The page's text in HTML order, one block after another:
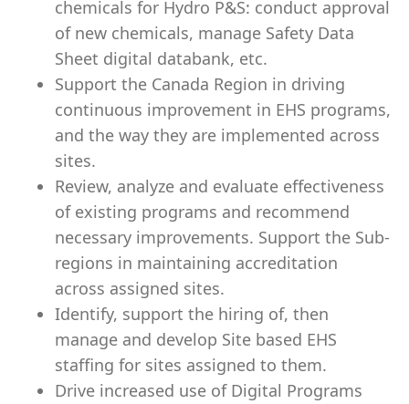
chemicals for Hydro P&S: conduct approval
of new chemicals, manage Safety Data
Sheet digital databank, etc.
Support the Canada Region in driving
continuous improvement in EHS programs,
and the way they are implemented across
sites.
Review, analyze and evaluate effectiveness
of existing programs and recommend
necessary improvements. Support the Sub-
regions in maintaining accreditation
across assigned sites.
Identify, support the hiring of, then
manage and develop Site based EHS
staffing for sites assigned to them.
Drive increased use of Digital Programs